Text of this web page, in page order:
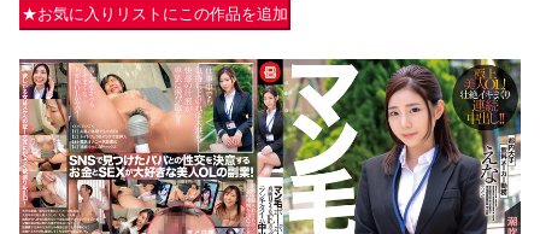
★お気に入りリストにこの作品を追加